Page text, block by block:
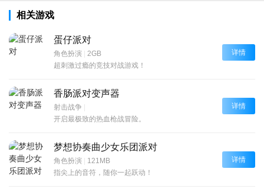
相关游戏
蛋仔派对
角色扮演 | 2GB
超刺激过瘾的竞技对战游戏！
详情
香肠派对变声器
射击战争 |
开启最极致的热血枪战冒险。
详情
梦想协奏曲少女乐团派对
角色扮演 | 121MB
指尖上的音符，随你一起跃动！
详情